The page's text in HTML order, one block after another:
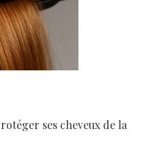
ses cheveux de la